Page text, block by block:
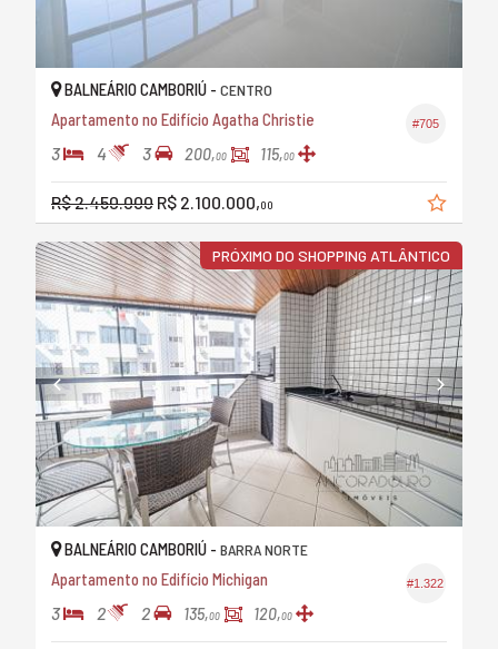
#705
BALNEÁRIO CAMBORIÚ - CENTRO
Apartamento no Edifício Agatha Christie
3 4 3 200,00 115,00
R$ 2.450.000 R$ 2.100.000,00
PRÓXIMO DO SHOPPING ATLÂNTICO
#1.322
BALNEÁRIO CAMBORIÚ - BARRA NORTE
Apartamento no Edifício Michigan
3 2 2 135,00 120,00